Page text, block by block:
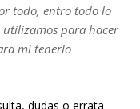
todo, entro todo lo
utilizamos para hacer
mí tenerlo
dudas o errata